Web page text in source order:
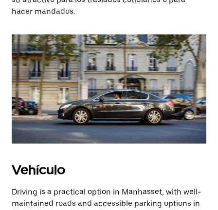
hacer mandados.
Vehículo
Driving is a practical option in Manhasset, with well-
maintained roads and accessible parking options in